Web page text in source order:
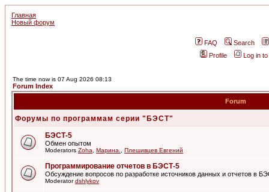
Главная
Новый форум
FAQ
Search
Profile
Log in
The time now is 07 Aug 2026 08:13
Forum Index
Forum
Форумы по программам серии "БЭСТ"
БЭСТ-5
Обмен опытом
Moderators Zoha Марина. Плешивцев Евгений
Программирование отчетов в БЭСТ-5
Обсуждение вопросов по разработке источников данных и отчетов в
Moderatordshlykov